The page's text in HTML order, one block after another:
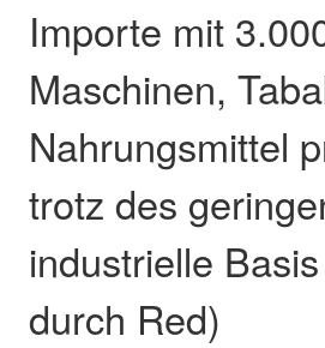
Importe mit
Maschinen,
Nahrungsmittel
trotz des
industrielle
durch Red)